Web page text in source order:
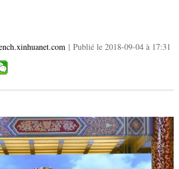
| Publié le 2018-09-04 à 17:31